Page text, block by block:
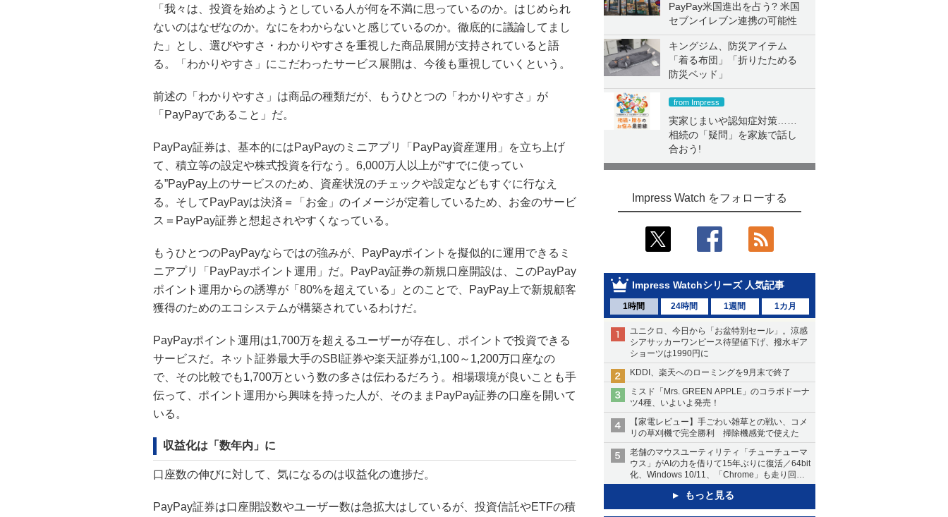
PayPay米国進出を占う? 米国
セブンイレブン連携の可能性
キングジム、防災アイテム
「着る布団」「折りたためる
防災ベッド」
from Impress
実家じまいや認知症対策……
相続の「疑問」を家族で話し
合おう!
Impress Watch をフォローする
Impress Watchシリーズ 人気記事
1時間 24時間 1週間 1カ月
ユニクロ、今日から「お盆特別セール」。涼感
シアサッカーワンピース待望値下げ、撥水ギア
ショーツは1990円に
KDDI、楽天へのローミングを9月末で終了
ミスド「Mrs. GREEN APPLE」のコラボドーナ
ツ4種、いよいよ発売！
【家電レビュー】手ごわい雑草との戦い、コメ
リの草刈機で完全勝利 掃除機感覚で使えた
老舗のマウスユーティリティ「チューチューマ
ウス」がAIの力を借りて15年ぶりに復活／64bit
化、Windows 10/11、「Chrome」も走り回
る。復活記念で2026年末まで500円
もっと見る
「我々は、投資を始めようとしている人が何を不満に思っているのか。はじめられ
ないのはなぜなのか。なにをわからないと感じているのか。徹底的に議論してまし
た」とし、選びやすさ・わかりやすさを重視した商品展開が支持されていると語
る。「わかりやすさ」にこだわったサービス展開は、今後も重視していくという。
前述の「わかりやすさ」は商品の種類だが、もうひとつの「わかりやすさ」が
「PayPayであること」だ。
PayPay証券は、基本的にはPayPayのミニアプリ「PayPay資産運用」を立ち上げ
て、積立等の設定や株式投資を行なう。6,000万人以上が“すでに使ってい
る”PayPay上のサービスのため、資産状況のチェックや設定などもすぐに行なえ
る。そしてPayPayは決済＝「お金」のイメージが定着しているため、お金のサービ
ス＝PayPay証券と想起されやすくなっている。
もうひとつのPayPayならではの強みが、PayPayポイントを擬似的に運用できるミ
ニアプリ「PayPayポイント運用」だ。PayPay証券の新規口座開設は、このPayPay
ポイント運用からの誘導が「80%を超えている」とのことで、PayPay上で新規顧客
獲得のためのエコシステムが構築されているわけだ。
PayPayポイント運用は1,700万を超えるユーザーが存在し、ポイントで投資できる
サービスだ。ネット証券最大手のSBI証券や楽天証券が1,100～1,200万口座なの
で、その比較でも1,700万という数の多さは伝わるだろう。相場環境が良いことも手
伝って、ポイント運用から興味を持った人が、そのままPayPay証券の口座を開いて
いる。
収益化は「数年内」に
口座数の伸びに対して、気になるのは収益化の進捗だ。
PayPay証券は口座開設数やユーザー数は急拡大はしているが、投資信託やETFの積